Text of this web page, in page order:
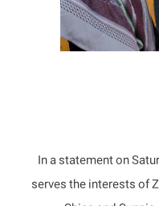
In a statement on
serves the interests of